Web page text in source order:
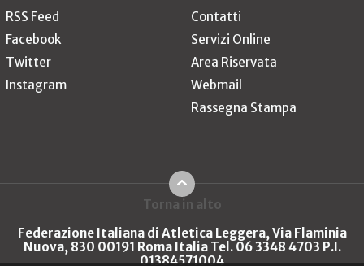
RSS Feed
Facebook
Twitter
Instagram
Contatti
Servizi Online
Area Riservata
Webmail
Rassegna Stampa
Torna in alto
Federazione Italiana di Atletica Leggera, Via Flaminia
Nuova, 830 00191 Roma Italia Tel. 06 3348 4703 P.I.
01384571004